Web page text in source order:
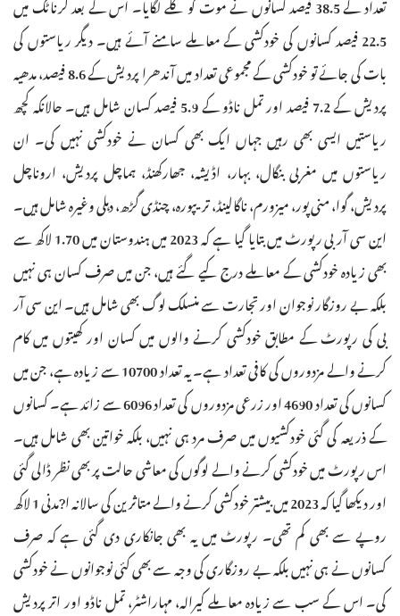
22.5 فیصد کسانوں کی خودکشی کے معاملے سامنے آئے ہیں۔ دیگر ریاستوں کی
بات کی جائے تو خودکشی کے مجموعی تعداد میں آندھرا پردیش کے 8.6 فیصد، مدھیہ
پردیش کے 7.2 فیصد اور تمل ناڈو کے 5.9 فیصد کسان شامل ہیں۔ حالانکہ کچھ
ریاستیں ایسی بھی رہیں جہاں ایک بھی کسان نے خودکشی نہیں کی۔ ان
ریاستوں میں مغربی بنگال، بہار، اڈیشہ، جھارکھنڈ، ہماچل پردیش، اروناچل
پردیش، گوا، منی پور، میزورم، ناگالینڈ، تریپورہ، چنڈی گڑھ، دہلی وغیرہ شامل ہیں۔
این سی آر بی رپورٹ میں بتایا گیا ہے کہ 2023 میں ہندوستان میں 1.70 لاکھ سے
بھی زیادہ خودکشی کے معاملے درج کیے گئے ہیں، جن میں صرف کسان ہی نہیں
بلکہ بے روزگار نوجوان اور تجارت سے منسلک لوگ بھی شامل ہیں۔ این سی آر
بی کی رپورٹ کے مطابق خودکشی کرنے والوں میں کسان اور کھیتوں میں کام
کرنے والے مزدوروں کی کافی تعداد ہے۔ یہ تعداد 10700 سے زیادہ ہے، جن میں
کسانوں کی تعداد 4690 اور زرعی مزدوروں کی تعداد 6096 سے زائد ہے۔ کسانوں
کے ذریعہ کی گئی خودکشیوں میں صرف مرد ہی نہیں، بلکہ خواتین بھی شامل ہیں۔
اس رپورٹ میں خودکشی کرنے والے لوگوں کی معاشی حالت پر بھی نظر ڈالی گئی
اور دیکھا گیا کہ 2023 میں بیشتر خودکشی کرنے والے متاثرین کی سالانہ ا?مدنی 1 لاکھ
روپے سے بھی کم تھی۔ رپورٹ میں یہ بھی جانکاری دی گئی ہے کہ صرف
کسانوں نے ہی نہیں بلکہ بے روزگاری کی وجہ سے بھی کئی نوجوانوں نے خودکشی
کی۔ اس کے سب سے زیادہ معاملے کیرالہ، مہاراشٹر، تمل ناڈو اور اتر پردیش